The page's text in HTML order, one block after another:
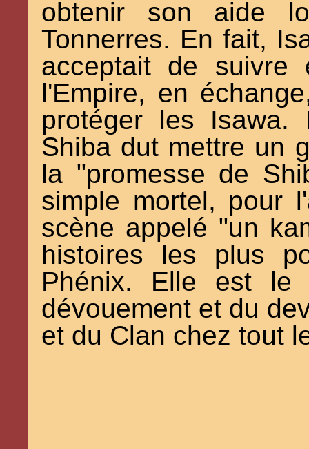
obtenir son aide
Tonnerres. En fait,
acceptait de suivre
l'Empire, en
protéger les Isawa.
Shiba dut mettre un
la "promesse de
simple mortel, pour
scène appelé "un
histoires les plus
Phénix. Elle est le
dévouement et du
et du Clan chez tout